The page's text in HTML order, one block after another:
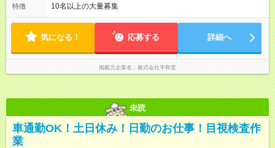
◆12：00～21：00 など ┗残業は月平均15.5時間です。 ★残業時
は、AI発注を導入するなど、業務効率化を積極的に推進していま
す
特徴 10名以上の大量募集
気になる！ 応募する 詳細へ
掲載元企業名 株式会社平和堂
未読
車通勤OK！土日休み！日勤のお仕事！目視検査作
業